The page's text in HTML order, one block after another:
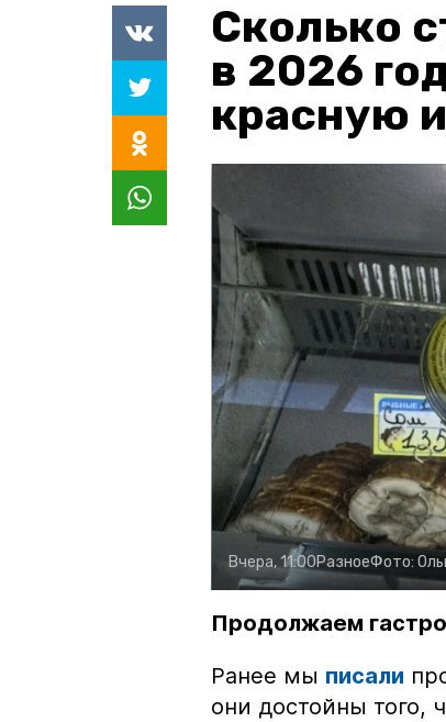
Сколько
в 2026
красную
Вчера, 11:00РазноеФото:
Продолжаем
Ранее мы писали
они достойны того,